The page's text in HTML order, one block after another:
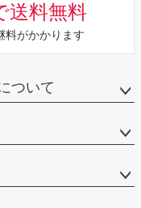
送料無料
料がかかります
ついて